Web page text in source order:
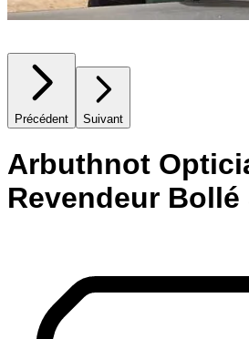
Précédent Suivant
Arbuthnot
Revendeur Bollé